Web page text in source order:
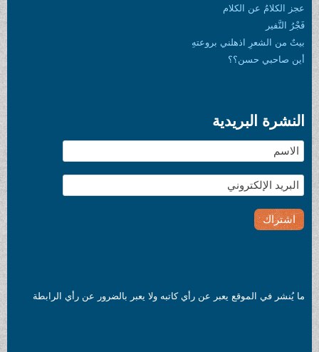
الكلام
اذهلني بروعتهِ
حسن؟؟
يعبر عن رأي كاتبه ولا يعبر بالضرور عن رأي الرابطة